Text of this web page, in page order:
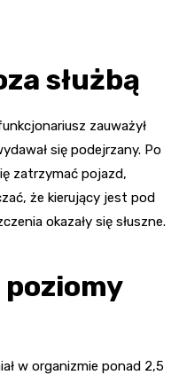
służbą
zauważył
się podejrzany. Po
zatrzymać pojazd,
że kierujący jest pod
okazały się słuszne.
w organizmie ponad 2,5